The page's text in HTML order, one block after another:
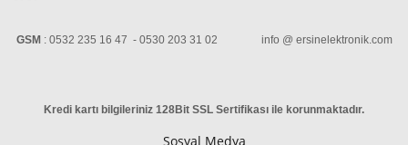
GSM : 0532 235 16 47 - 0530 203 31 02 info @ ersinelektronik.com
Kredi kartı bilgileriniz 128Bit SSL Sertifikası ile korunmaktadır.
Sosyal Medya